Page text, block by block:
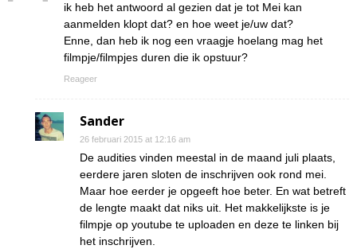
ik heb het antwoord al gezien dat je tot Mei kan
aanmelden klopt dat? en hoe weet je/uw dat?
Enne, dan heb ik nog een vraagje hoelang mag het
filmpje/filmpjes duren die ik opstuur?
Reageer
Sander
26 februari 2015 at 12:16 am
De audities vinden meestal in de maand juli plaats,
eerdere jaren sloten de inschrijven ook rond mei.
Maar hoe eerder je opgeeft hoe beter. En wat betreft
de lengte maakt dat niks uit. Het makkelijkste is je
filmpje op youtube te uploaden en deze te linken bij
het inschrijven.